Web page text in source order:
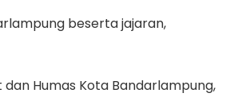
beserta jajaran,
Humas Kota Bandarlampung,